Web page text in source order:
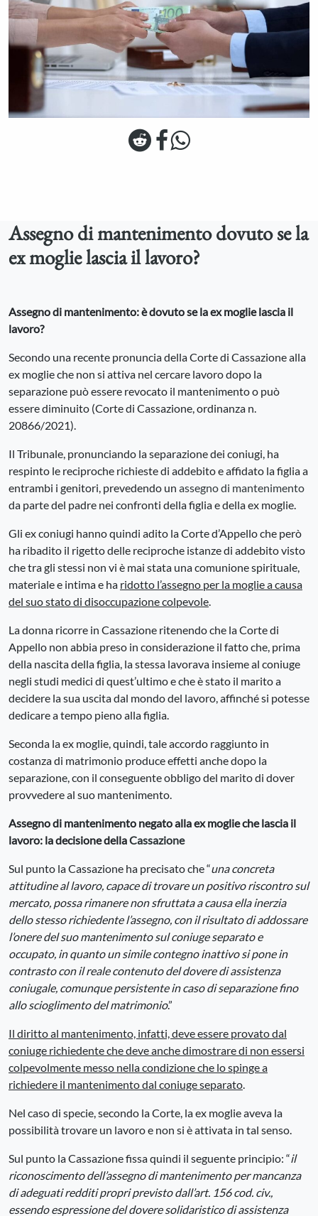
Assegno di mantenimento dovuto se la
ex moglie lascia il lavoro?
Assegno di mantenimento: è dovuto se la ex moglie lascia il
lavoro?
Secondo una recente pronuncia della Corte di Cassazione alla
ex moglie che non si attiva nel cercare lavoro dopo la
separazione può essere revocato il mantenimento o può
essere diminuito (Corte di Cassazione, ordinanza n.
20866/2021).
Il Tribunale, pronunciando la separazione dei coniugi, ha
respinto le reciproche richieste di addebito e affidato la figlia a
entrambi i genitori, prevedendo un assegno di mantenimento
da parte del padre nei confronti della figlia e della ex moglie.
Gli ex coniugi hanno quindi adito la Corte d’Appello che però
ha ribadito il rigetto delle reciproche istanze di addebito visto
che tra gli stessi non vi è mai stata una comunione spirituale,
materiale e intima e ha ridotto l’assegno per la moglie a causa
del suo stato di disoccupazione colpevole.
La donna ricorre in Cassazione ritenendo che la Corte di
Appello non abbia preso in considerazione il fatto che, prima
della nascita della figlia, la stessa lavorava insieme al coniuge
negli studi medici di quest’ultimo e che è stato il marito a
decidere la sua uscita dal mondo del lavoro, affinché si potesse
dedicare a tempo pieno alla figlia.
Seconda la ex moglie, quindi, tale accordo raggiunto in
costanza di matrimonio produce effetti anche dopo la
separazione, con il conseguente obbligo del marito di dover
provvedere al suo mantenimento.
Assegno di mantenimento negato alla ex moglie che lascia il
lavoro: la decisione dellaCassazione
Sul punto la Cassazione ha precisato che “una concreta
attitudine al lavoro, capace di trovare un positivo riscontro sul
mercato, possa rimanere non sfruttata a causa ella inerzia
dello stesso richiedente l’assegno, con il risultato di addossare
l’onere del suo mantenimento sul coniuge separato e
occupato, in quanto un simile contegno inattivo si pone in
contrasto con il reale contenuto del dovere di assistenza
coniugale, comunque persistente in caso di separazione fino
allo scioglimento del matrimonio.”
Il diritto al mantenimento, infatti, deve essere provato dal
coniuge richiedente che deve anche dimostrare di non essersi
colpevolmente messo nella condizione che lo spinge a
richiedere il mantenimento dal coniuge separato.
Nel caso di specie, secondo la Corte, la ex moglie aveva la
possibilità trovare un lavoro e non si è attivata in tal senso.
Sul punto la Cassazione fissa quindi il seguente principio: “il
riconoscimento dell’assegno di mantenimento per mancanza
di adeguati redditi propri previsto dall’art. 156 cod. civ.,
essendo espressione del dovere solidaristico di assistenza